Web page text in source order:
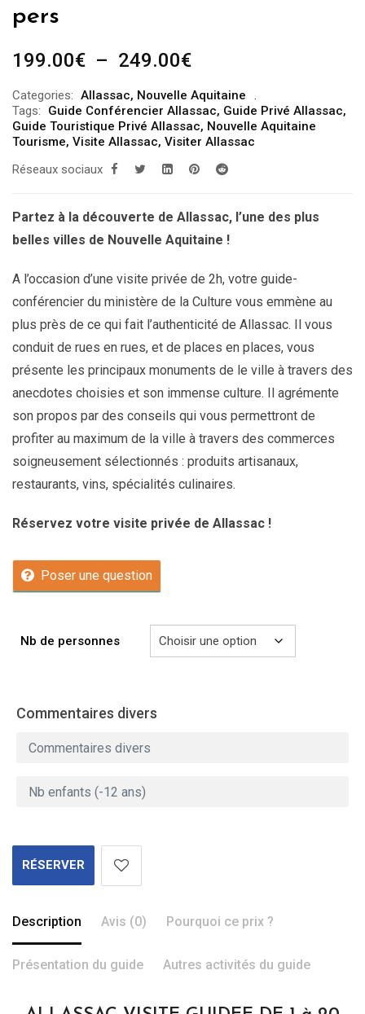
pers
199.00€ – 249.00€Plage
prix :
199.00€
à
249.00€
Categories: Allassac, Nouvelle Aquitaine
Tags:
Guide Conférencier Allassac, Guide Privé Allassac,
Guide Touristique Privé Allassac, Nouvelle Aquitaine
Tourisme, Visite Allassac, Visiter Allassac
Réseaux sociaux
Partez à la découverte de Allassac, l’une des plus
belles villes de Nouvelle Aquitaine !
A l’occasion d’une visite privée de 2h, votre guide-
conférencier du ministère de la Culture vous emmène au
plus près de ce qui fait l’authenticité de Allassac. Il vous
conduit de rues en rues, et de places en places, vous
présente les principaux monuments de le ville à travers des
anecdotes choisies et son immense culture. Il agrémente
son propos par des conseils qui vous permettront de
profiter au maximum de la ville à travers des commerces
soigneusement sélectionnés : produits artisanaux,
restaurants, vins, spécialités culinaires.
Réservez votre visite privée de Allassac !
Poser une question
Nb de personnes
Commentaires divers
RÉSERVER
Description Avis (0) Pourquoi ce prix ?
Présentation du guide Autres activités du guide